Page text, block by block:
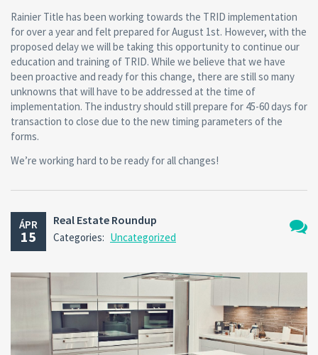
Rainier Title has been working towards the TRID implementation
for over a year and felt prepared for August 1st. However, with the
proposed delay we will be taking this opportunity to continue our
education and training of TRID. While we believe that we have
been proactive and ready for this change, there are still so many
unknowns that will have to be addressed at the time of
implementation. The industry should still prepare for 45-60 days for
transaction to close due to the new timing parameters of the
forms.
We’re working hard to be ready for all changes!
ÁPR
15
Real Estate Roundup
Categories: Uncategorized